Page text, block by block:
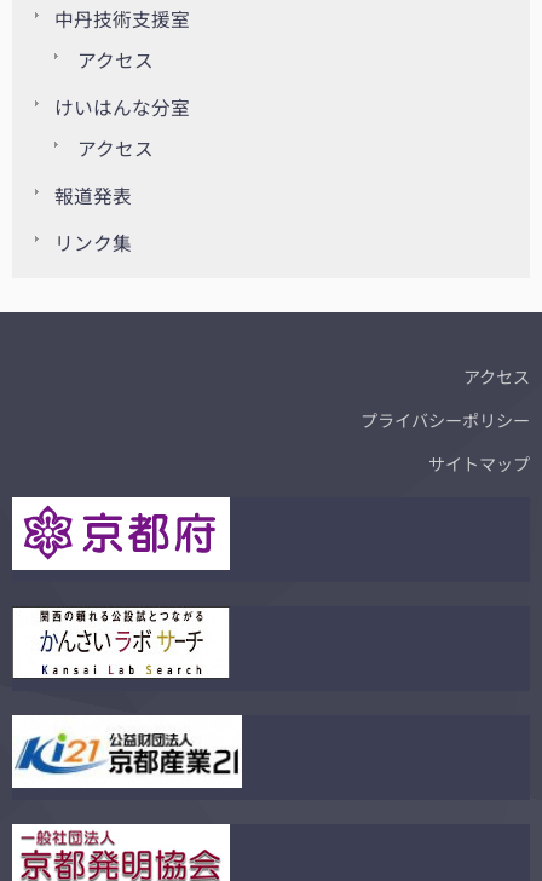
中丹技術支援室
アクセス
けいはんな分室
アクセス
報道発表
リンク集
アクセス
プライバシーポリシー
サイトマップ